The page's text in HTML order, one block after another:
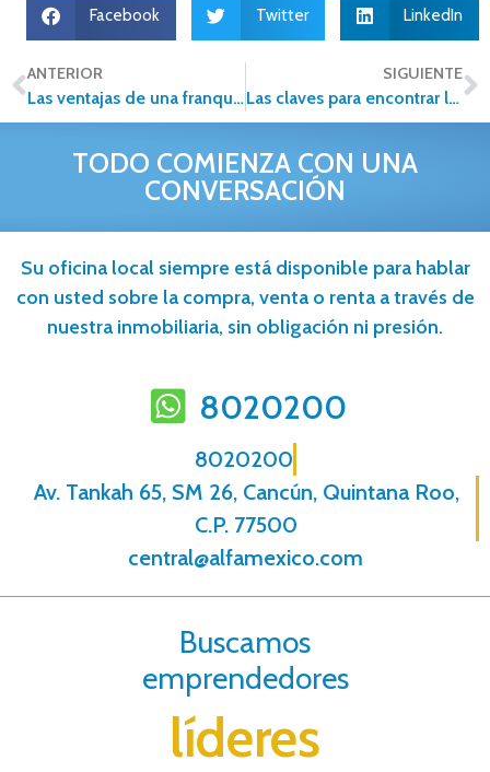
Facebook Twitter LinkedIn
ANTERIOR
Las ventajas de una franquicia inmobiliaria: Una perspectiva en bienes raíces
SIGUIENTE
Las claves para encontrar la casa de tus sueños
TODO COMIENZA CON UNA
CONVERSACIÓN
Su oficina local siempre está disponible para hablar
con usted sobre la compra, venta o renta a través de
nuestra inmobiliaria, sin obligación ni presión.
8020200
8020200
Av. Tankah 65, SM 26, Cancún, Quintana Roo,
C.P. 77500
central@alfamexico.com
Buscamos
emprendedores
líderes